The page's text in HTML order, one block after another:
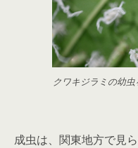
クワキジラミの幼
成虫は、関東地方で見